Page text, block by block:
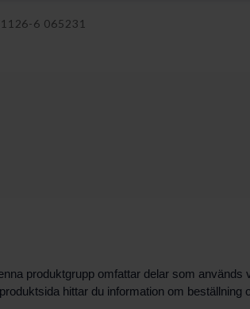
6 065231
produktgrupp omfattar delar som används
hittar du information om beställning